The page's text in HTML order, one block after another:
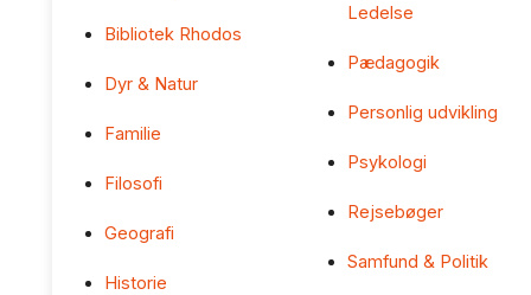
Bibliotek Rhodos
Dyr & Natur
Familie
Filosofi
Geografi
Historie
Ledelse
Pædagogik
Personlig udvikling
Psykologi
Rejsebøger
Samfund & Politik